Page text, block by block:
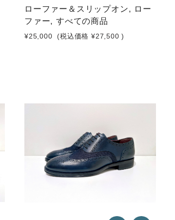
ローファー＆スリップオン, ロー
ファー, すべての商品
¥25,000 (税込価格 ¥27,500 )